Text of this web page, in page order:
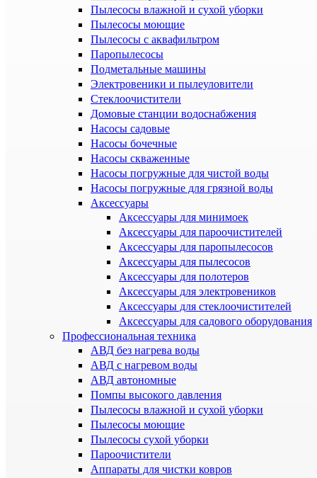
Пылесосы влажной и сухой уборки
Пылесосы моющие
Пылесосы с аквафильтром
Паропылесосы
Подметальные машины
Электровеники и пылеуловители
Стеклоочистители
Домовые станции водоснабжения
Насосы садовые
Насосы бочечные
Насосы скваженные
Насосы погружные для чистой воды
Насосы погружные для грязной воды
Аксессуары
Аксессуары для минимоек
Аксессуары для пароочистителей
Аксессуары для паропылесосов
Аксессуары для пылесосов
Аксессуары для полотеров
Аксессуары для электровеников
Аксессуары для стеклоочистителей
Аксессуары для садового оборудования
Профессиональная техника
АВД без нагрева воды
АВД с нагревом воды
АВД автономные
Помпы высокого давления
Пылесосы влажной и сухой уборки
Пылесосы моющие
Пылесосы сухой уборки
Пароочистители
Аппараты для чистки ковров